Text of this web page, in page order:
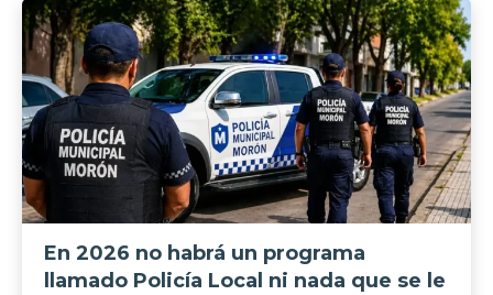
En 2026 no habrá un programa
llamado Policía Local ni nada que se le